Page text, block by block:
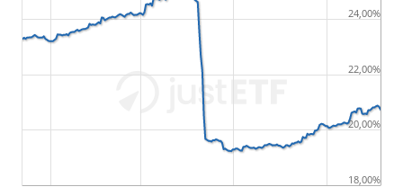
18,00%
20,00%
22,00%
24,00%